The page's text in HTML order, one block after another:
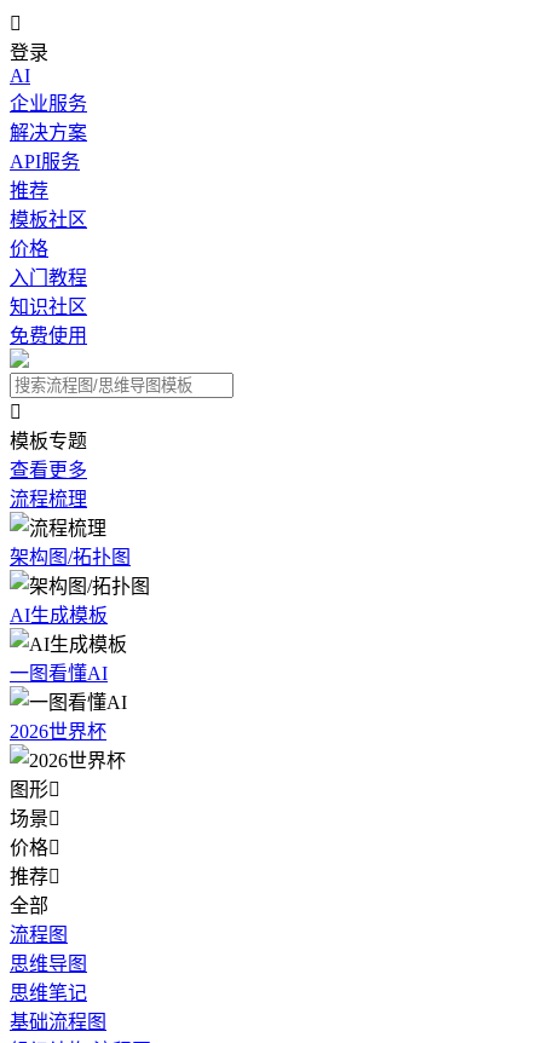

登录
AI
企业服务
解决方案
API服务
推荐
模板社区
价格
入门教程
知识社区
免费使用

模板专题
查看更多
流程梳理
架构图/拓扑图
AI生成模板
一图看懂AI
2026世界杯
图形
场景
价格
推荐
全部
流程图
思维导图
思维笔记
基础流程图